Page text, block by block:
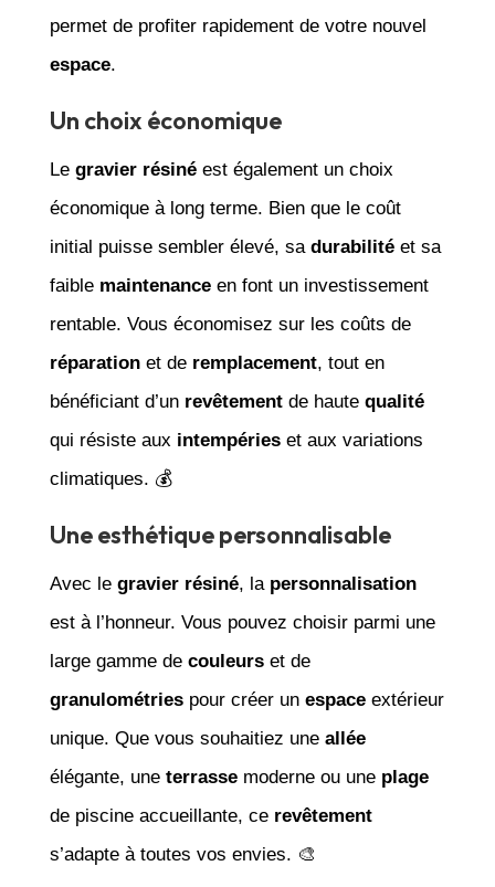
permet de profiter rapidement de votre nouvel
espace.
Un choix économique
Le gravier résinéest également un choix
économique à long terme. Bien que le coût
initial puisse sembler élevé, sa durabilitéet sa
faible maintenanceen font un investissement
rentable. Vous économisez sur les coûts de
réparationet de remplacement, tout en
bénéficiant d’un revêtementde haute qualité
qui résiste aux intempérieset aux variations
climatiques. 💰
Une esthétique personnalisable
Avec le gravier résiné, la personnalisation
est à l’honneur. Vous pouvez choisir parmi une
large gamme de couleurset de
granulométriespour créer un espaceextérieur
unique. Que vous souhaitiez une allée
élégante, une terrassemoderne ou une plage
de piscine accueillante, ce revêtement
s’adapte à toutes vos envies. 🎨